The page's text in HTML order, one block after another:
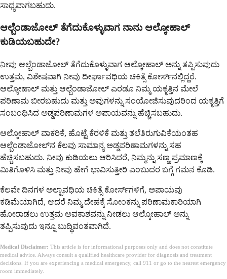
ಸಾಧ್ಯವಾಗಬಹುದು.
ಆಲ್ಬೆಂಡಾಜೋಲ್ ತೆಗೆದುಕೊಳ್ಳುವಾಗ ನಾನು ಆಲ್ಕೋಹಾಲ್
ಕುಡಿಯಬಹುದೇ?
ನೀವು ಆಲ್ಬೆಂಡಾಜೋಲ್ ತೆಗೆದುಕೊಳ್ಳುವಾಗ ಆಲ್ಕೋಹಾಲ್ ಅನ್ನು ತಪ್ಪಿಸುವುದು
ಉತ್ತಮ, ವಿಶೇಷವಾಗಿ ನೀವು ದೀರ್ಘಾವಧಿಯ ಚಿಕಿತ್ಸೆ ಕೋರ್ಸ್‌ನಲ್ಲಿದ್ದರೆ.
ಆಲ್ಕೋಹಾಲ್ ಮತ್ತು ಆಲ್ಬೆಂಡಾಜೋಲ್ ಎರಡೂ ನಿಮ್ಮ ಯಕೃತ್ತಿನ ಮೇಲೆ
ಪರಿಣಾಮ ಬೀರಬಹುದು ಮತ್ತು ಅವುಗಳನ್ನು ಸಂಯೋಜಿಸುವುದರಿಂದ ಯಕೃತ್ತಿಗೆ
ಸಂಬಂಧಿಸಿದ ಅಡ್ಡಪರಿಣಾಮಗಳ ಅಪಾಯವನ್ನು ಹೆಚ್ಚಿಸಬಹುದು.
ಆಲ್ಕೋಹಾಲ್ ವಾಕರಿಕೆ, ಹೊಟ್ಟೆ ಕೆರಳಿಕೆ ಮತ್ತು ತಲೆತಿರುಗುವಿಕೆಯಂತಹ
ಆಲ್ಬೆಂಡಾಜೋಲ್‌ನ ಕೆಲವು ಸಾಮಾನ್ಯ ಅಡ್ಡಪರಿಣಾಮಗಳನ್ನು ಸಹ
ಹೆಚ್ಚಿಸಬಹುದು. ನೀವು ಕುಡಿಯಲು ಆರಿಸಿದರೆ, ನಿಮ್ಮನ್ನು ಸಣ್ಣ ಪ್ರಮಾಣಕ್ಕೆ
ಮಿತಿಗೊಳಿಸಿ ಮತ್ತು ನೀವು ಹೇಗೆ ಭಾವಿಸುತ್ತೀರಿ ಎಂಬುದರ ಬಗ್ಗೆ ಗಮನ ಕೊಡಿ.
ಕೆಲವೇ ದಿನಗಳ ಅಲ್ಪಾವಧಿಯ ಚಿಕಿತ್ಸೆ ಕೋರ್ಸ್‌ಗಳಿಗೆ, ಅಪಾಯವು
ಕಡಿಮೆಯಾಗಿದೆ, ಆದರೆ ನಿಮ್ಮ ದೇಹಕ್ಕೆ ಸೋಂಕನ್ನು ಪರಿಣಾಮಕಾರಿಯಾಗಿ
ಹೋರಾಡಲು ಉತ್ತಮ ಅವಕಾಶವನ್ನು ನೀಡಲು ಆಲ್ಕೋಹಾಲ್ ಅನ್ನು
ತಪ್ಪಿಸುವುದು ಇನ್ನೂ ಬುದ್ಧಿವಂತವಾಗಿದೆ.
Medical Disclaimer: This article is for informational purposes only and does not constitute
medical advice. Always consult a qualified healthcare provider for diagnosis and treatment
decisions. If you are experiencing a medical emergency, call 911 or go to the nearest emergency
room immediately.